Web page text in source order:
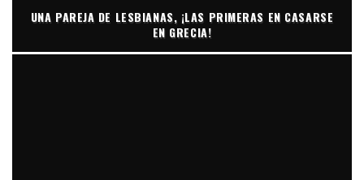
UNA PAREJA DE LESBIANAS, ¡LAS PRIMERAS EN CASARSE
EN GRECIA!